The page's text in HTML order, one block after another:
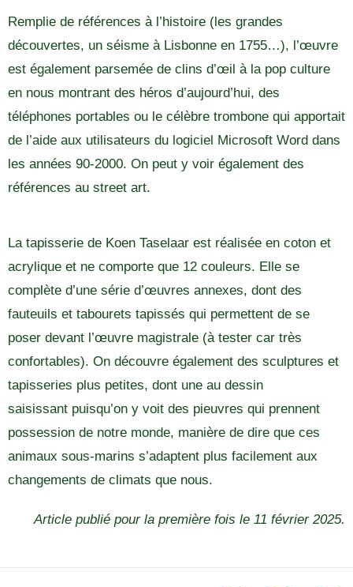
Remplie de références à l’histoire (les grandes
découvertes, un séisme à Lisbonne en 1755…), l’œuvre
est également parsemée de clins d’œil à la pop culture
en nous montrant des héros d’aujourd’hui, des
téléphones portables ou le célèbre trombone qui apportait
de l’aide aux utilisateurs du logiciel Microsoft Word dans
les années 90-2000. On peut y voir également des
références au street art.
La tapisserie de Koen Taselaar est réalisée en coton et
acrylique et ne comporte que 12 couleurs. Elle se
complète d’une série d’œuvres annexes, dont des
fauteuils et tabourets tapissés qui permettent de se
poser devant l’œuvre magistrale (à tester car très
confortables). On découvre également des sculptures et
tapisseries plus petites, dont une au dessin
saisissant puisqu’on y voit des pieuvres qui prennent
possession de notre monde, manière de dire que ces
animaux sous-marins s’adaptent plus facilement aux
changements de climats que nous.
Article publié pour la première fois le 11 février 2025.